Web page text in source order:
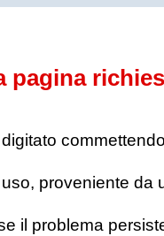
pagina
proveniente da
il problema